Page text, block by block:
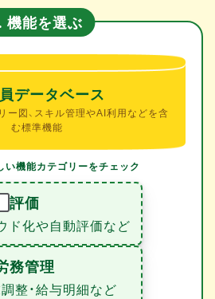
機能を選ぶ
データベース
ー図、スキル管理やAI利用などを含
む標準機能
い機能カテゴリーをチェック
評価
ド化や自動評価など
務管理
整・給与明細など